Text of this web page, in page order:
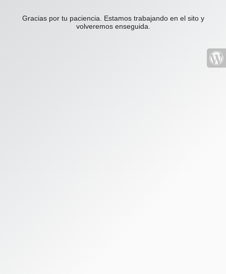
Gracias por tu paciencia. Estamos trabajando en el sito y
volveremos enseguida.